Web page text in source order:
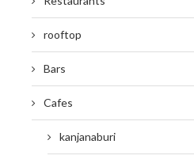
rooftop
Bars
Cafes
kanjanaburi